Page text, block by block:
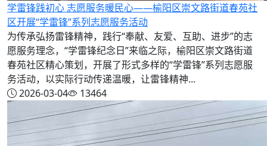
学雷锋践初心 志愿服务暖民心——榆阳区崇文路街道春苑社
区开展“学雷锋”系列志愿服务活动
为传承弘扬雷锋精神，践行“奉献、友爱、互助、进步”的志
愿服务理念，“学雷锋纪念日”来临之际，榆阳区崇文路街道
春苑社区精心策划，开展了形式多样的“学雷锋”系列志愿服
务活动，以实际行动传递温暖，让雷锋精神...
2026-03-04
13464